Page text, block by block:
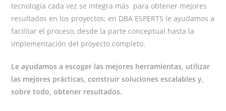
tecnología cada vez se integra más para obtener mejores
resultados en los proyectos; en DBA ESPERTS le ayudamos a
facilitar el proceso, desde la parte conceptual hasta la
implementación del proyecto completo.
Le ayudamos a escoger las mejores herramientas, utilizar
las mejores prácticas, construir soluciones escalables y,
sobre todo, obtener resultados.